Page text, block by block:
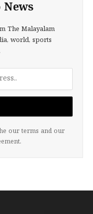
The Malayalam
world, sports
our terms and our